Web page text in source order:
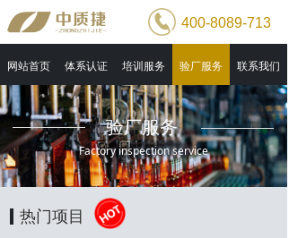
网站首页 体系认证 培训服务 验厂服务 联系我们
400-8089-713
验厂服务
Factory inspection service
热门项目